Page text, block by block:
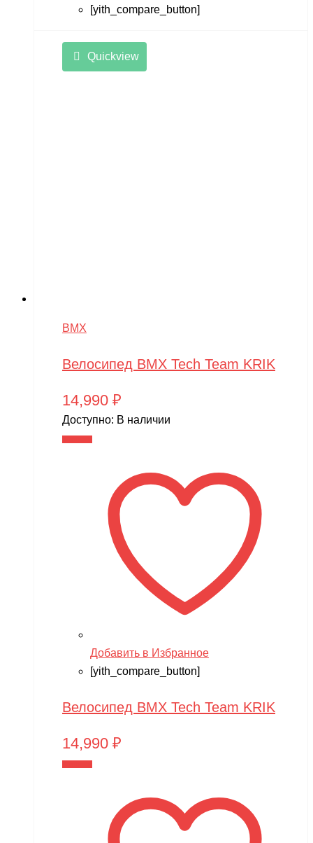
[yith_compare_button]
Quickview
BMX
Велосипед BMX Tech Team KRIK
14,990 ₽
Доступно: В наличии
Добавить в Избранное
[yith_compare_button]
Велосипед BMX Tech Team KRIK
14,990 ₽